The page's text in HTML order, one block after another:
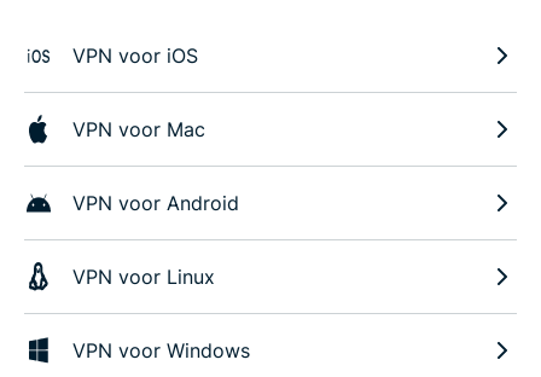
VPN voor iOS
VPN voor Mac
VPN voor Android
VPN voor Linux
VPN voor Windows